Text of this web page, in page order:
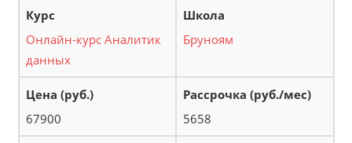
Онлайн-курс Аналитик
данных
Бруноям
67900 5658